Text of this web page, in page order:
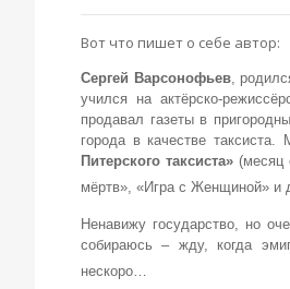
Вот что пишет о себе автор:
Сергей Варсонофьев,
учился на актёрско-
продавал газеты в
города в качестве
Питерского таксиста» (месяц
мёртв», «Игра с Женщиной» и
Ненавижу государство, но
собираюсь – жду, когда
нескоро…